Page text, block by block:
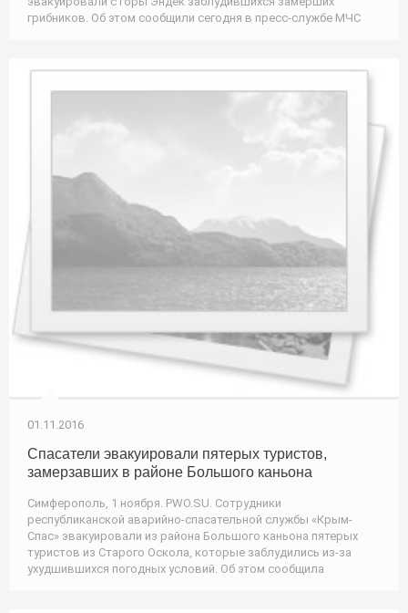
грибников. Об этом сообщили сегодня в пресс-службе МЧС
01.11.2016
Спасатели эвакуировали пятерых туристов,
замерзавших в районе Большого каньона
Симферополь, 1 ноября. PWO.SU. Сотрудники
республиканской аварийно-спасательной службы «Крым-
Спас» эвакуировали из района Большого каньона пятерых
туристов из Старого Оскола, которые заблудились из-за
ухудшившихся погодных условий. Об этом сообщила